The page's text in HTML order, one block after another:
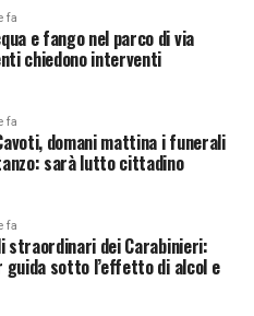
fa
e fango nel parco di via
chiedono interventi
fa
domani mattina i funerali
sarà lutto cittadino
fa
straordinari dei Carabinieri:
guida sotto l’effetto di alcol e